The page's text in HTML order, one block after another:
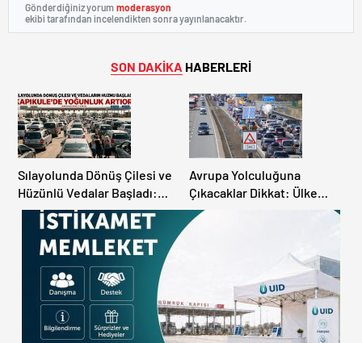
Gönderdiğiniz yorum moderasyon
ekibi tarafından incelendikten sonra yayınlanacaktır.
SON DAKİKA HABERLERİ
Sılayolunda Dönüş Çilesi ve
Hüzünlü Vedalar Başladı:
Kapıkule’de Yoğunluk
Artıyor!
Avrupa Yolculuğuna
Çıkacaklar Dikkat: Ülke
Ülke Güncel Trafik Kuralları,
Avrupa Otoyol Hız Limitleri